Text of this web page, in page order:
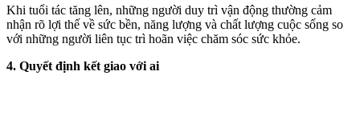
Khi tuổi tác tăng lên, những người duy trì vận động thường cảm
nhận rõ lợi thế về sức bền, năng lượng và chất lượng cuộc sống so
với những người liên tục trì hoãn việc chăm sóc sức khỏe.
4. Quyết định kết giao với ai